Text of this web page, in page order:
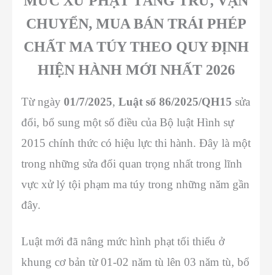
CHUYỂN, MUA BÁN TRÁI PHÉP
CHẤT MA TÚY THEO QUY ĐỊNH
HIỆN HÀNH MỚI NHẤT 2026
Từ ngày 01/7/2025, Luật số 86/2025/QH15 sửa
đổi, bổ sung một số điều của Bộ luật Hình sự
2015 chính thức có hiệu lực thi hành. Đây là một
trong những sửa đổi quan trọng nhất trong lĩnh
vực xử lý tội phạm ma túy trong những năm gần
đây.
Luật mới đã nâng mức hình phạt tối thiểu ở
khung cơ bản từ 01-02 năm tù lên 03 năm tù, bổ